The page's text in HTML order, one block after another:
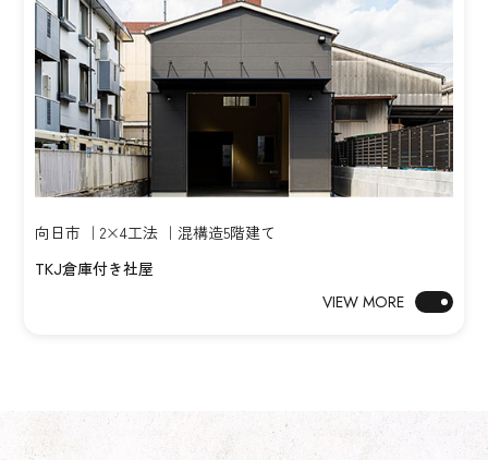
向日市 ｜2×4工法 ｜混構造5階建て
TKJ倉庫付き社屋
VIEW MORE